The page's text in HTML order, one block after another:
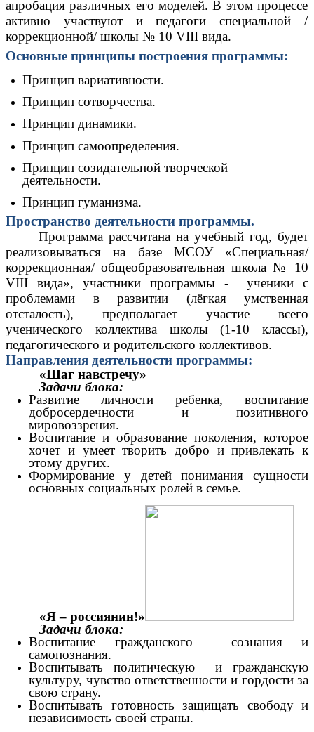
апробация различных его моделей. В этом процессе
активно участвуют и педагоги специальной /
коррекционной/ школы № 10 VIII вида.
Основные принципы построения программы:
Принцип вариативности.
Принцип сотворчества.
Принцип динамики.
Принцип самоопределения.
Принцип созидательной творческой
деятельности.
Принцип гуманизма.
Пространство деятельности программы.
Программа рассчитана на учебный год, будет
реализовываться на базе МСОУ «Специальная/
коррекционная/ общеобразовательная школа № 10
VIII вида», участники программы - ученики с
проблемами в развитии (лёгкая умственная
отсталость), предполагает участие всего
ученического коллектива школы (1-10 классы),
педагогического и родительского коллективов.
Направления деятельности программы:
«Шаг навстречу»
Задачи блока:
Развитие личности ребенка, воспитание
добросердечности и позитивного
мировоззрения.
Воспитание и образование поколения, которое
хочет и умеет творить добро и привлекать к
этому других.
Формирование у детей понимания сущности
основных социальных ролей в семье.
«Я – россиянин!»
Задачи блока:
Воспитание гражданского сознания и
самопознания.
Воспитывать политическую и гражданскую
культуру, чувство ответственности и гордости за
свою страну.
Воспитывать готовность защищать свободу и
независимость своей страны.